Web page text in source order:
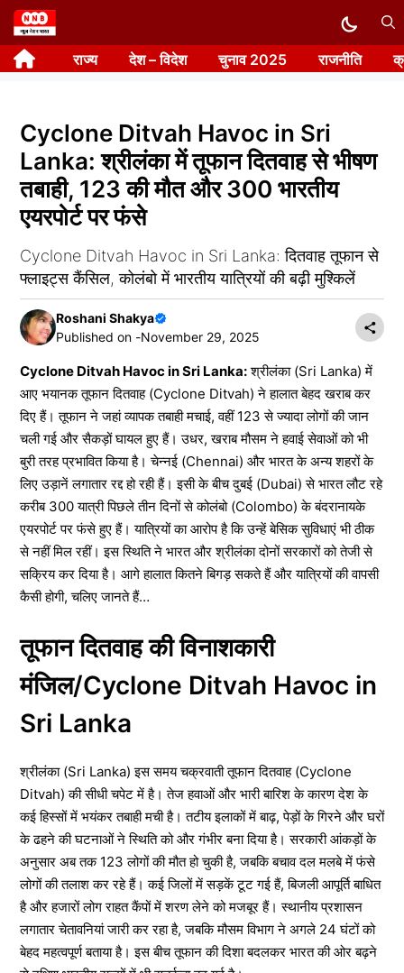
Skip
to
content राज्य देश – विदेश चुनाव 2025 राजनीति
Cyclone Ditvah Havoc in Sri
Lanka: श्रीलंका में तूफान दितवाह से भीषण
तबाही, 123 की मौत और 300 भारतीय
एयरपोर्ट पर फंसे
Cyclone Ditvah Havoc in Sri Lanka: दितवाह तूफान से
फ्लाइट्स कैंसिल, कोलंबो में भारतीय यात्रियों की बढ़ी मुश्किलें
Roshani Shakya
Published on -November 29, 2025
Cyclone Ditvah Havoc in Sri Lanka:श्रीलंका (Sri Lanka) में
आए भयानक तूफान दितवाह (Cyclone Ditvah) ने हालात बेहद खराब कर
दिए हैं। तूफान ने जहां व्यापक तबाही मचाई, वहीं 123 से ज्यादा लोगों की जान
चली गई और सैकड़ों घायल हुए हैं। उधर, खराब मौसम ने हवाई सेवाओं को भी
बुरी तरह प्रभावित किया है। चेन्नई (Chennai) और भारत के अन्य शहरों के
लिए उड़ानें लगातार रद्द हो रही हैं। इसी के बीच दुबई (Dubai) से भारत लौट रहे
करीब 300 यात्री पिछले तीन दिनों से कोलंबो (Colombo) के बंदरानायके
एयरपोर्ट पर फंसे हुए हैं। यात्रियों का आरोप है कि उन्हें बेसिक सुविधाएं भी ठीक
से नहीं मिल रहीं। इस स्थिति ने भारत और श्रीलंका दोनों सरकारों को तेजी से
सक्रिय कर दिया है। आगे हालात कितने बिगड़ सकते हैं और यात्रियों की वापसी
कैसी होगी, चलिए जानते हैं…
तूफान दितवाह की विनाशकारी
मंजिल/Cyclone Ditvah Havoc in
Sri Lanka
श्रीलंका (Sri Lanka) इस समय चक्रवाती तूफान दितवाह (Cyclone
Ditvah) की सीधी चपेट में है। तेज हवाओं और भारी बारिश के कारण देश के
कई हिस्सों में भयंकर तबाही मची है। तटीय इलाकों में बाढ़, पेड़ों के गिरने और घरों
के ढहने की घटनाओं ने स्थिति को और गंभीर बना दिया है। सरकारी आंकड़ों के
अनुसार अब तक 123 लोगों की मौत हो चुकी है, जबकि बचाव दल मलबे में फंसे
लोगों की तलाश कर रहे हैं। कई जिलों में सड़कें टूट गई हैं, बिजली आपूर्ति बाधित
है और हजारों लोग राहत कैंपों में शरण लेने को मजबूर हैं। स्थानीय प्रशासन
लगातार चेतावनियां जारी कर रहा है, जबकि मौसम विभाग ने अगले 24 घंटों को
बेहद महत्वपूर्ण बताया है। इस बीच तूफान की दिशा बदलकर भारत की ओर बढ़ने